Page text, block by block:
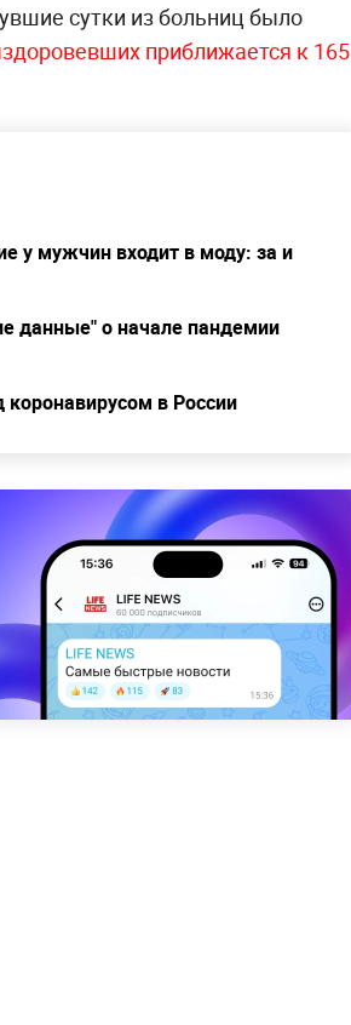
сутки из больниц было
приближается к 165
у мужчин входит в моду: за и
данные" о начале пандемии
в России